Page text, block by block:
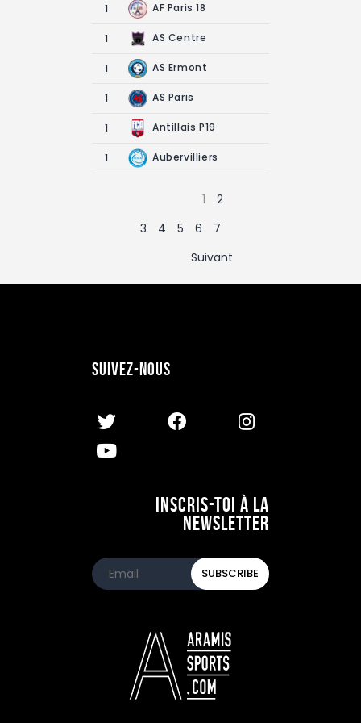
1 AF Paris 18
1 AS Centre
1 AS Ermont
1 AS Paris
1 Antillais P19
1 Aubervilliers
1
2
3
4 5 6
7
Suivant
Suivez-nous
Inscris-toi à la
newsletter